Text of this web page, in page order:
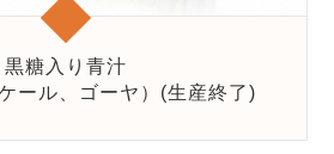
黒糖入り青汁
ール、ゴーヤ）(生産終了)